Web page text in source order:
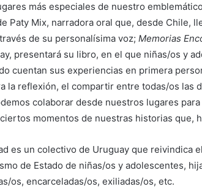
más especiales de nuestro
Paty Mix, narradora oral que, desde Chile,
de su personalísima voz; Memorias
presentará su libro, en el que niñas/os y
cuentan sus experiencias en primera
la reflexión, el compartir entre todas/os las
colaborar desde nuestros lugares
momentos de nuestras historias que,
es un colectivo de Uruguay que reivindica
de Estado de niñas/os y adolescentes,
os, encarceladas/os, exiliadas/os, etc.